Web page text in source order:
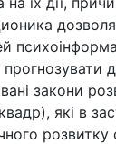
закони
які в
розвитку